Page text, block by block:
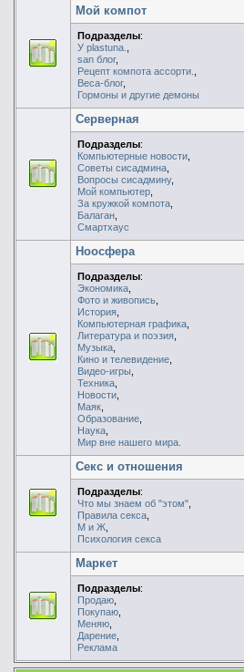
Мой компот
Подразделы:
У plastuna.
san блог,
Рецепт компота ассорти.
Веса-блог,
Гормоны и другие демоны
Серверная
Подразделы:
Компьютерные новости
Советы сисадмина
Вопросы сисадмину,
Мой компьютер
За кружкой компота
Балаган
Смартхаус
Ноосфера
Подразделы:
Экономика
Фото и живопись
История
Компьютерная графика
Литература и поэзия
Музыка
Кино и телевидение
Видео-игры
Техника
Новости
Маяк
Образование
Наука
Мир вне нашего мира.
Секс и отношения
Подразделы:
Что мы знаем об "этом"
Правила секса
М и Ж
Психология секса
Маркет
Подразделы:
Продаю
Покупаю
Меняю
Дарение
Реклама